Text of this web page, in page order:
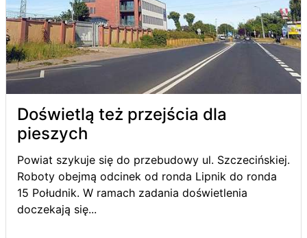
Doświetlą też przejścia dla
pieszych
Powiat szykuje się do przebudowy ul. Szczecińskiej.
Roboty obejmą odcinek od ronda Lipnik do ronda
15 Południk. W ramach zadania doświetlenia
doczekają się...